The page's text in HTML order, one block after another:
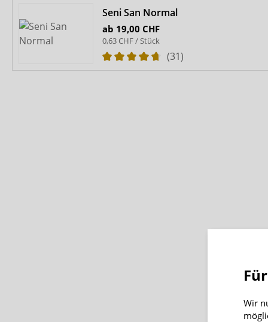
Seni San Normal
ab 19,00 CHF
0,63 CHF / Stück
(31)
Wir